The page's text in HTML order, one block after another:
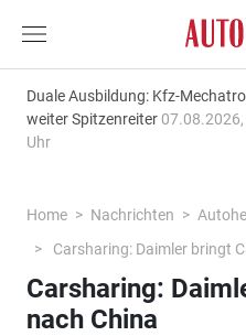
Duale Ausbildung: Kfz-
weiter Spitzenreiter 07.08.2026,
Uhr
Home Nachrichten
Carsharing: Daimler bringt
Carsharing:
nach China